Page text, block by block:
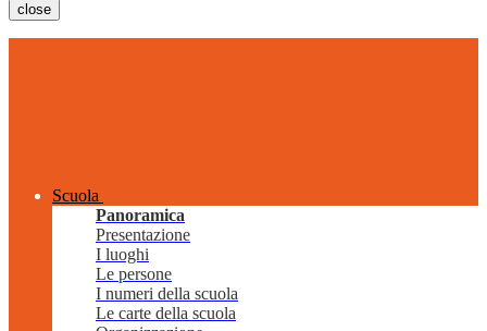
close
Scuola
Panoramica
Presentazione
I luoghi
Le persone
I numeri della scuola
Le carte della scuola